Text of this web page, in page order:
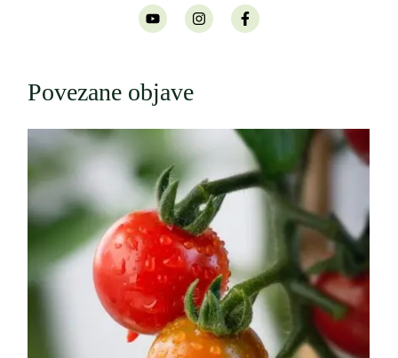
Povezane objave